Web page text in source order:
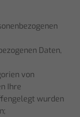
Daten,
von
Ihre
wurden